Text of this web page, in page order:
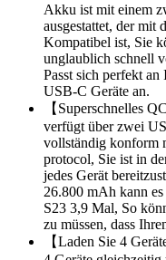
Akku ist mit einem
ausgestattet, der mit
Kompatibel ist, Sie
unglaublich schnell
Passt sich perfekt
USB-C Geräte an.
【Superschnelles
verfügt über zwei
vollständig konform
protocol, Sie ist in
jedes Gerät
26.800 mAh kann
S23 3,9 Mal, So
zu müssen, dass
【Laden Sie 4